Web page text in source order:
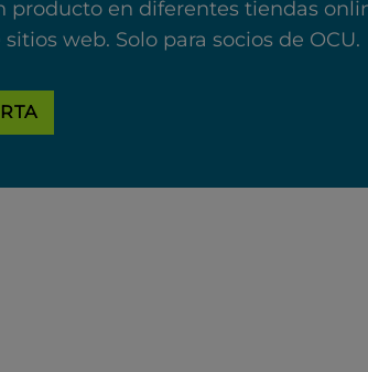
producto en diferentes tiendas
web. Solo para socios de OCU.